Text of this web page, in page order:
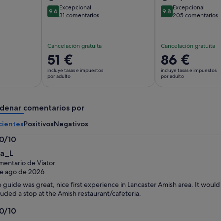
9.69.6 sobre 10
Excepcional
31 comentarios
Cancelación gratuita
El
precio
es
por
51 €
incluye tasas e impuestos
por adulto
9.89.8 sobre 10
Excepcional
205 comentarios
Cancelación gratuita
El
precio
es
86 €
incluye tasas e impuestos
por adulto
comentarios por
PositivosNegativos
10
de Viator
ago de 2026
guide was great, nice first experience in Lancaster Amish area. It
a stop at the Amish restaurant/cafeteria.
10